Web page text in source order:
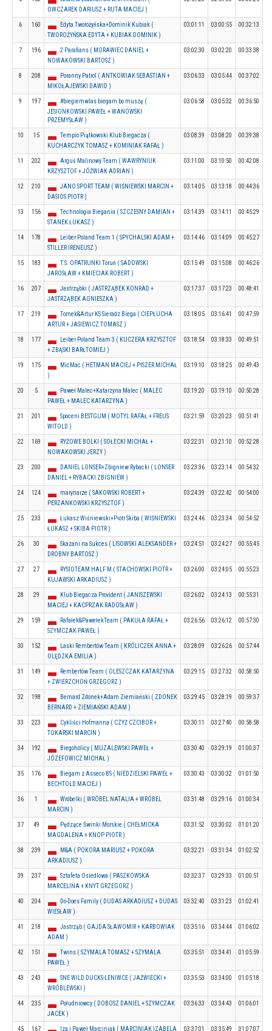
OWCZAREK DARIUSZ + RUTA MACIEJ )
6 160
Edyta Tworożyńska+Dominik Kubiak (
TWOROŻYŃSKA EDYTA + KUBIAK DOMINIK )
03:01:11 03:00:55 00:32:13
7 196
2 Parafians ( MORAWIEC DANIEL +
NOWAKOWSKI BARTOSZ )
03:02:30 03:02:20 00:33:38
8 208
Poranny Patrol ( ANTKOWIAK SEBASTIAN +
MIKOŁAJEWSKI DAWID )
03:06:33 03:05:44 00:37:02
9 197
#biegiemwlas biegam bo muszę (
JESIONKOWSKI PAWEŁ + WANOWSKI
PRZEMYSŁAW )
03:06:58 03:05:32 00:36:50
10 15
Tempio Piątkowski Klub Biegacza (
KUCHARCZYK TOMASZ + KOMINIAK RAFAŁ )
03:08:39 03:08:20 00:39:38
11 202
Arguś Malinowy Team ( WAWRYNIUK
KRZYSZTOF + JÓŹWIAK ADRIAN )
03:11:00 03:10:50 00:42:08
12 210
JANO SPORT TEAM ( WIŚNIEWSKI MARCIN +
DASIOS PIOTR )
03:14:05 03:13:18 00:44:36
13 156
Technologia Biegania ( SZCZESNY DAMIAN +
STANEK ŁUKASZ )
03:14:39 03:14:11 00:45:29
14 178
Leiber Poland Team 1 ( SPYCHALSKI ADAM +
STILLER IRENEUSZ )
03:14:46 03:14:09 00:45:27
15 183
T.S. OPATRUNKI Toruń ( SADOWSKI
JAROSŁAW + KMIECIAK ROBERT )
03:15:49 03:15:08 00:46:26
16 207
Jastrząbki ( JASTRZĄBEK KONRAD +
JASTRZĄBEK AGNIESZKA )
03:17:37 03:17:23 00:48:41
17 219
Tomek&Artur KS Sieradz Biega ( CIEPŁUCHA
ARTUR + JASIEWICZ TOMASZ )
03:18:05 03:16:41 00:47:59
18 177
Leiber Poland Team 3 ( KUCZERA KRZYSZTOF
+ ZBĄSKI BARŁTOMIEJ )
03:18:54 03:18:33 00:49:51
19 175
MicMac ( HETMAN MACIEJ + PISZER MICHAŁ
)
03:19:10 03:18:25 00:49:43
20 5
Paweł Malec+Katarzyna Malec ( MALEC
PAWEŁ + MALEC KATARZYNA )
03:19:20 03:19:10 00:50:28
21 201
Spoceni BESTGUM ( MOTYL RAFAŁ + FREUS
WITOLD )
03:21:59 03:20:23 00:51:41
22 169
RYŻOWE BOLKI ( SOŁECKI MICHAŁ +
NOWAKOWSKI JERZY )
03:22:31 03:21:10 00:52:28
23 200
DANIEL LONSER+Zbigniew Rybacki ( LONSER
DANIEL + RYBACKI ZBIGNIEW )
03:23:36 03:23:14 00:54:32
24 124
marynarze ( SAKOWSKI ROBERT +
PERZANKOWSKI KRZYSZTOF )
03:24:39 03:22:42 00:54:00
25 233
Łukasz Wiśniewski+Piotr Skiba ( WIŚNIEWSKI
ŁUKASZ + SKIBA PIOTR )
03:24:46 03:23:34 00:54:52
26 30
Skazani na Sukces ( LISOWSKI ALEKSANDER +
DROBNY BARTOSZ )
03:24:51 03:24:27 00:55:45
27 27
RYSIOTEAM HALF M ( STACHOWSKI PIOTR +
KUJAWSKI ARKADIUSZ )
03:26:00 03:24:05 00:55:23
28 29
Klub Biegacza Provident ( JANISZEWSKI
MACIEJ + KACPRZAK RADOSŁAW )
03:26:02 03:24:13 00:55:31
29 159
Rafałek&PawełekTeam ( PAKUŁA RAFAŁ +
SZYMCZAK PAWEŁ )
03:26:56 03:26:12 00:57:30
30 152
Laski Rembertów Team ( KRÓLICZEK ANNA +
OLĘDZKA EMILIA )
03:28:09 03:26:26 00:57:44
31 149
Rembertów Team ( OLESZCZAK KATARZYNA
+ ZWIERZCHOŃ GRZEGORZ )
03:29:15 03:27:32 00:58:50
32 198
Bernard Zdonek+Adam Ziemiański ( ZDONEK
BERNARD + ZIEMIAŃSKI ADAM )
03:29:45 03:28:19 00:59:37
33 223
Cykliści Hofmanna ( CZYŻ CZCIBOR +
TOKARSKI MARCIN )
03:30:11 03:27:40 00:58:58
34 192
Biegoholicy ( MUZALEWSKI PAWEŁ +
JÓZEFOWICZ MICHAŁ )
03:30:40 03:29:19 01:00:37
35 176
Biegam z Asseco BS ( NIEDZIELSKI PAWEŁ +
BECHTOLD MACIEJ )
03:30:43 03:30:32 01:01:50
36 1
Wróbelki ( WRÓBEL NATALIA + WRÓBEL
MARCIN )
03:31:48 03:29:16 01:00:34
37 49
Pędzące Świnki Morskie ( CHEŁMICKA
MAGDALENA + KNOP PIOTR )
03:31:52 03:30:02 01:01:20
38 239
M&A ( POKORA MARIUSZ + POKORA
ARKADIUSZ )
03:32:21 03:31:34 01:02:52
39 237
Sztafeta Osiedlowa ( PASZKOWSKA
MARCELINA + KNYT GRZEGORZ )
03:32:37 03:29:33 01:00:51
40 204
Do-Does Family ( DUDAS ARKADIUSZ + DUDAS
WIESŁAW )
03:32:40 03:31:23 01:02:41
41 218
Jastrząb ( GAJDA SŁAWOMIR + KARBOWIAK
ADAM )
03:35:16 03:34:44 01:06:02
42 151
Twins ( SZYMALA TOMASZ + SZYMALA
PAWEŁ )
03:35:51 03:34:41 01:05:59
43 243
SNE WILD DUCKS-LENIWCE ( JAŹWIECKI +
WRÓBLEWSKI )
03:35:53 03:34:00 01:05:18
44 235
Południowcy ( DOBOSZ DANIEL + SZYMCZAK
JACEK )
03:36:33 03:34:43 01:06:01
45 167
Iza i Paweł Marciniak ( MARCINIAK IZABELA
03:37:01 03:35:49 01:07:07